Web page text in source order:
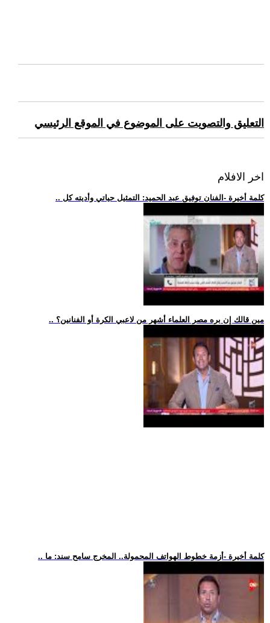
التعليق والتصويت على الموضوع في الموقع الرئيسي
اخر الافلام
.. كلمة أخيرة -الفنان توفيق عبد الحميد: التمثيل حياتي وأديته كل
.. مين قالك إن بره مصر العلماء أشهر من لاعبي الكرة أو الفنانين؟
.. كلمة أخيرة -أزمة خطوط الهواتف المحمولة.. المخرج سامح سند: ما